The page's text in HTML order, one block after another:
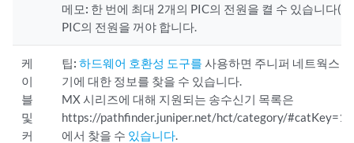
메모: 한 번에 최대 2개의 PIC의 전원을 켤 수 있습니다
PIC의 전원을 꺼야 합니다.
케
이
블
및
커
팁: 하드웨어 호환성 도구를사용하면 주니퍼 네트웍스
기에 대한 정보를 찾을 수 있습니다.
MX 시리즈에 대해 지원되는 송수신기 목록은
https://pathfinder.juniper.net/hct/category/
에서 찾을 수 있습니다.